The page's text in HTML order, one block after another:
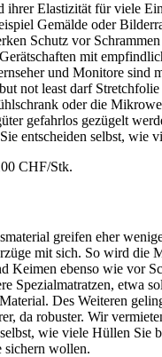
ihrer Elastizität für viele
Gemälde oder
Schutz vor
mit
und Monitore sind
not least darf
oder die
gefahrlos gezügelt
entscheiden selbst, wie
CHF/Stk.
greifen eher
mit sich. So wird die
Keimen ebenso wie vor
Spezialmatratzen, etwa
Des Weiteren
da robuster. Wir
wie viele Hüllen Sie
sichern wollen.